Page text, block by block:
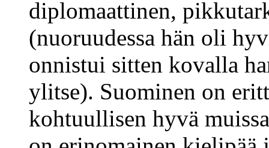
diplomaattinen,
(nuoruudessa hän oli
onnistui sitten kovalla
ylitse). Suominen on
kohtuullisen hyvä